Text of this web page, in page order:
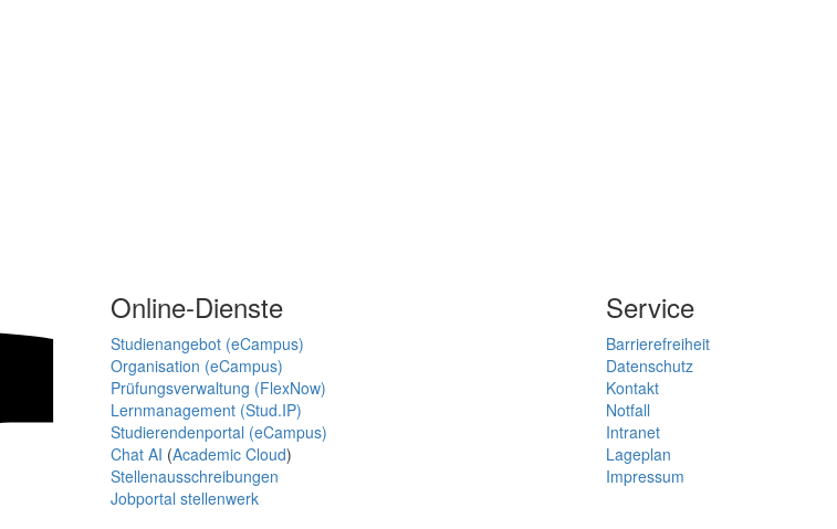
Online-Dienste
Studienangebot (eCampus)
Organisation (eCampus)
Prüfungsverwaltung (FlexNow)
Lernmanagement (Stud.IP)
Studierendenportal (eCampus)
Chat AI (Academic Cloud)
Stellenausschreibungen
Jobportal stellenwerk
Service
Barrierefreiheit
Datenschutz
Kontakt
Notfall
Intranet
Lageplan
Impressum